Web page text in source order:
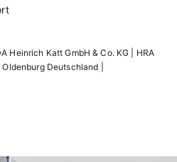
Heinrich Katt GmbH & Co. KG | HRA
Deutschland |